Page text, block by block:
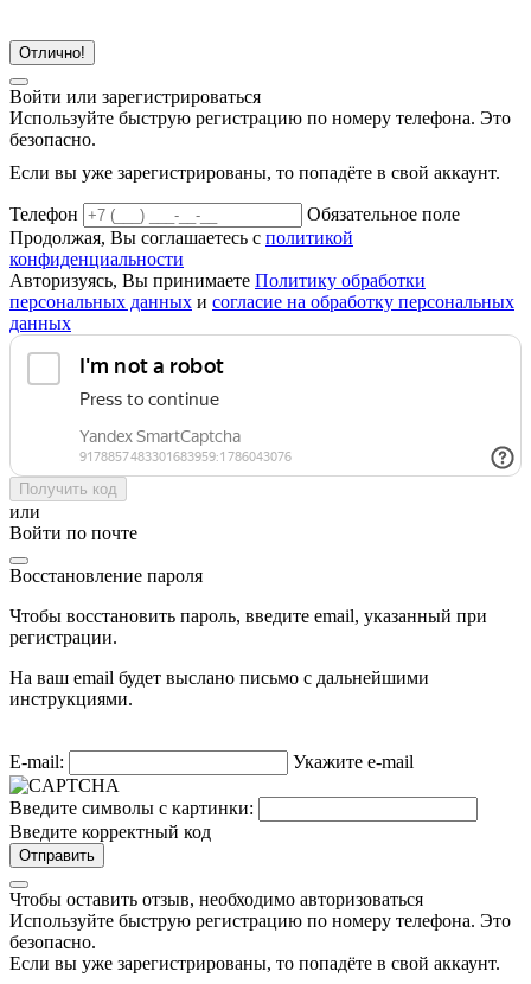
Отлично!
Войти или зарегистрироваться
Используйте быструю регистрацию по номеру телефона. Это
безопасно.
Если вы уже зарегистрированы, то попадёте в свой аккаунт.
Телефон
Обязательное поле
Продолжая, Вы соглашаетесь с политикой
конфиденциальности
Авторизуясь, Вы принимаете Политику обработки
персональных данных и согласие на обработку персональных
данных
Получить код
или
Войти по почте
Восстановление пароля
Чтобы восстановить пароль, введите email, указанный при
регистрации.
На ваш email будет выслано письмо с дальнейшими
инструкциями.
E-mail: Укажите e-mail
Введите символы с картинки:
Введите корректный код
Отправить
Чтобы оставить отзыв, необходимо авторизоваться
Используйте быструю регистрацию по номеру телефона. Это
безопасно.
Если вы уже зарегистрированы, то попадёте в свой аккаунт.